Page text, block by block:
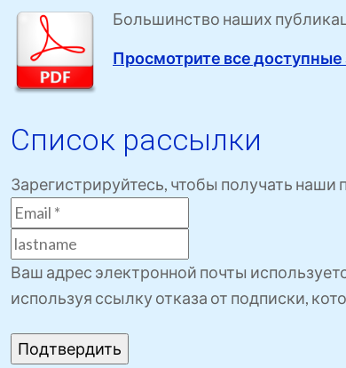
Большинство наших
Просмотрите все доступные
Список рассылки
Зарегистрируйтесь, чтобы получать наши
Ваш адрес электронной почты
используя ссылку отказа от подписки,